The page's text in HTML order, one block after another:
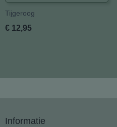
Tijgeroog
€ 12,95
Informatie